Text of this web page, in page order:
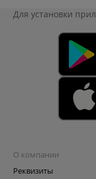
Для установки
О компании
Реквизиты